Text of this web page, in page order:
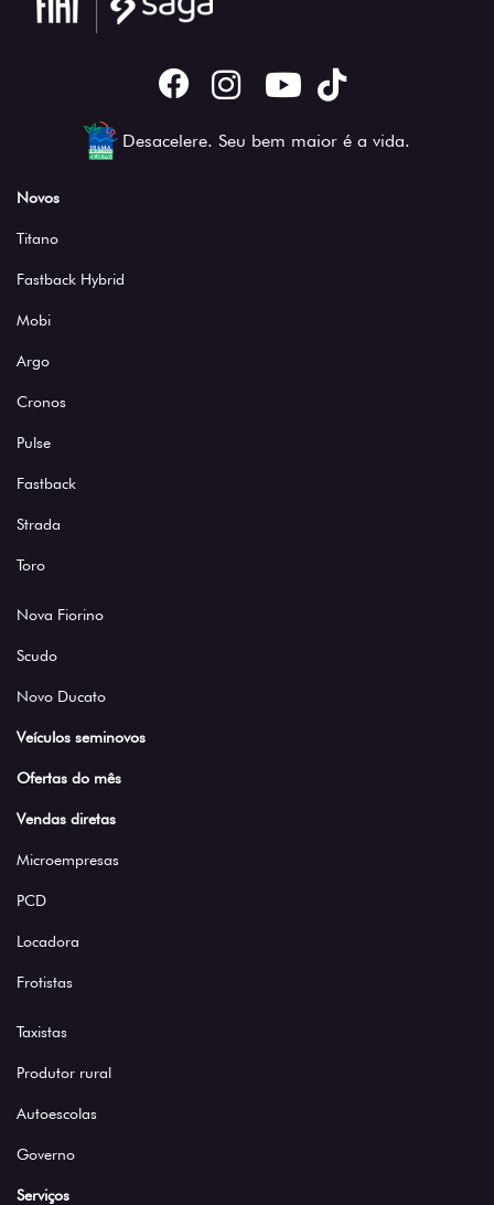
Desacelere. Seu bem maior é a vida.
Novos
Titano
Fastback Hybrid
Mobi
Argo
Cronos
Pulse
Fastback
Strada
Toro
Nova Fiorino
Scudo
Novo Ducato
Veículos seminovos
Ofertas do mês
Vendas diretas
Microempresas
PCD
Locadora
Frotistas
Taxistas
Produtor rural
Autoescolas
Governo
Serviços